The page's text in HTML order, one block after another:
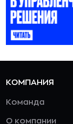
КОМПАНИЯ
Команда
О компании